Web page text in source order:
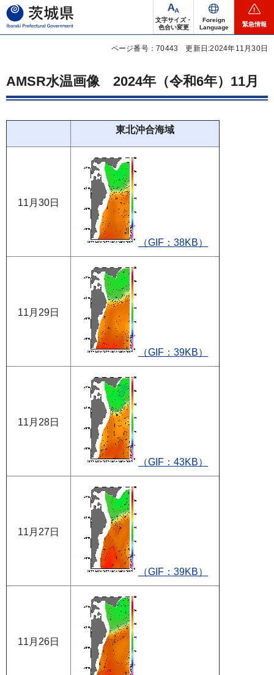
茨城県
文字サイズ・
色合い変更
Foreign
Language
緊急情報
ページ番号：70443 更新日:2024年11月30日
AMSR水温画像 2024年 （令和6年）11月
東北沖合海域
11月30日
（GIF：38KB）
11月29日
（GIF：39KB）
11月28日
（GIF：43KB）
11月27日
（GIF：39KB）
11月26日